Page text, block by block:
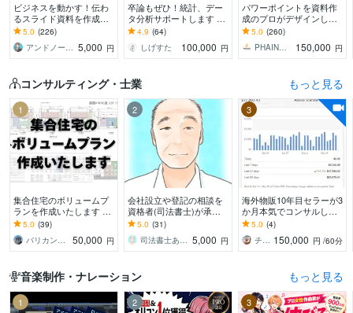
ビジネスを動かす！伝わ
るスライド資料を作成し
ます 営業資料・プレゼン
資料・企画書・セミナー
資料のパワポ作成
5.0 (226)
アンドノーツ｜スライドデザイナー 5,000 円
卒論もぜひ！統計、デー
タ分析サポートします 卒
論お困りの方！絶対卒業
したい！締切ギリギリで
も対応
4.9 (64)
しげすた
100,000 円
パワーポイントを資料作
成のプロがデザインしま
す 大手企業様との取引実
績多数！ビジネスの背中
を押せるデザインを
5.0 (260)
PHAINO DESIGN
150,000 円
コンサルティング・士業 もっと見る
1
集合住宅のボリュームプ
ランを作成いたします ～
その土地に最適なプラン
をお届け～
5.0 (39)
バリカン（ナカガワ）
50,000 円
2
会社設立や登記の相談を
資格者(司法書士)が承り
ます ひとつの案件につ
き、回数無制限で問合せ
が可能です
5.0 (31)
司法書士あきやま事務所 5,000 円
3
海外物販10年目セラーが3
か月本気でコンサルしま
す 独り立ちできるように
輸出入ビジネスを伴走サ
ポートいたします。
5.0 (4)
チビ太 eBay輸出コンサルティング 150,000 円 /60分
音楽制作・ナレーション もっと見る
1 2 3